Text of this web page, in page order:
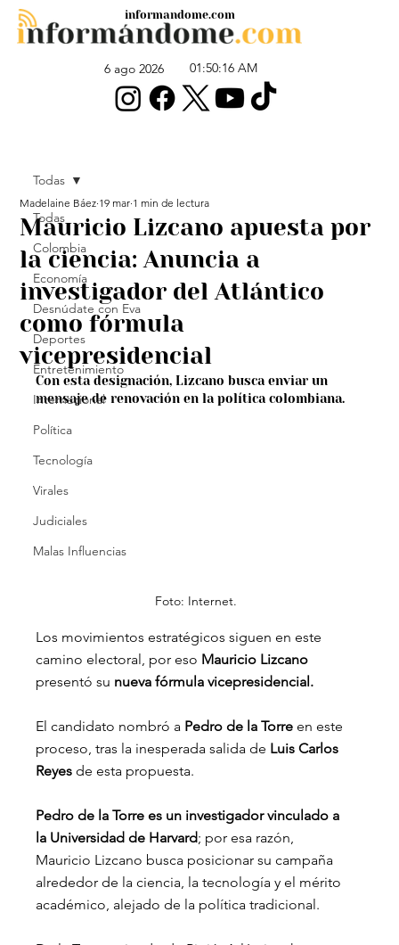
6 ago 2026 01:50:16 AM
informandome.com
Todas
Colombia
Economía
Desnúdate con Eva
Deportes
Entretenimiento
Internacional
Política
Tecnología
Virales
Judiciales
Malas Influencias
Todas
Mauricio Lizcano apuesta por
la ciencia: Anuncia a
investigador del Atlántico
como fórmula
vicepresidencial
Madelaine Báez 19 mar 1 min de lectura
Con esta designación, Lizcano busca enviar un
mensaje de renovación en la política colombiana.
Foto: Internet.
Los movimientos estratégicos siguen en este
camino electoral, por eso Mauricio Lizcano
presentó su nueva fórmula vicepresidencial.
El candidato nombró a Pedro de la Torre en este
proceso, tras la inesperada salida de Luis Carlos
Reyes de esta propuesta.
Pedro de la Torre es un investigador vinculado a
la Universidad de Harvard; por esa razón,
Mauricio Lizcano busca posicionar su campaña
alrededor de la ciencia, la tecnología y el mérito
académico, alejado de la política tradicional.